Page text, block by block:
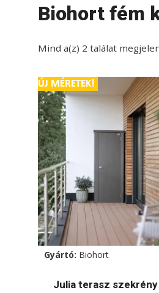
Biohort fém
Mind a(z) 2 találat
Gyártó: Biohort
Julia terasz szekrény